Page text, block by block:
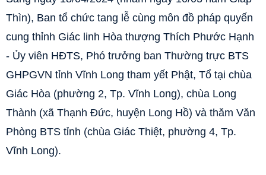
Thìn), Ban tổ chức tang lễ cùng môn đồ pháp quyến
cung thỉnh Giác linh Hòa thượng Thích Phước Hạnh
- Ủy viên HĐTS, Phó trưởng ban Thường trực BTS
GHPGVN tỉnh Vĩnh Long tham yết Phật, Tổ tại chùa
Giác Hòa (phường 2, Tp. Vĩnh Long), chùa Long
Thành (xã Thạnh Đức, huyện Long Hồ) và thăm Văn
Phòng BTS tỉnh (chùa Giác Thiệt, phường 4, Tp.
Vĩnh Long).